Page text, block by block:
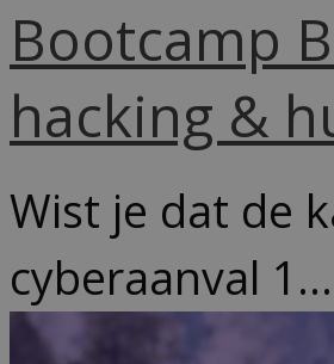
Bootcamp
hacking &
Wist je dat de
cyberaanval 1...